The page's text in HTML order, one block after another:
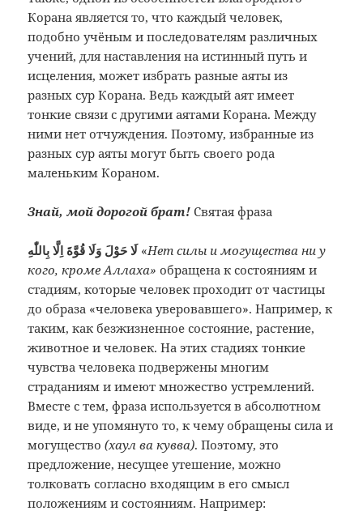
Корана является то, что каждый человек,
подобно учёным и последователям различных
учений, для наставления на истинный путь и
исцеления, может избрать разные аяты из
разных сур Корана. Ведь каждый аят имеет
тонкие связи с другими аятами Корана. Между
ними нет отчуждения. Поэтому, избранные из
разных сур аяты могут быть своего рода
маленьким Кораном.
Знай, мой дорогой брат! Святая фраза
لَا حَوْلَ وَلَا قُوَّةَ اِلَّا بِاللّٰهِ «Нет силы и могущества ни у
кого, кроме Аллаха»обращена к состояниям и
стадиям, которые человек проходит от частицы
до образа «человека уверовавшего». Например, к
таким, как безжизненное состояние, растение,
животное и человек. На этих стадиях тонкие
чувства человека подвержены многим
страданиям и имеют множество устремлений.
Вместе с тем, фраза используется в абсолютном
виде, и не упомянуто то, к чему обращены сила и
могущество(хаул ва кувва). Поэтому, это
предложение, несущее утешение, можно
толковать согласно входящим в его смысл
положениям и состояниям. Например: